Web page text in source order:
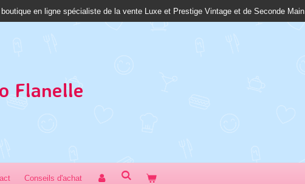
en ligne spécialiste de la vente Luxe et Prestige Vintage et de Seconde Main
Flanelle
Conseils d'achat